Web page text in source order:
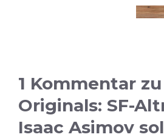
1 Kommentar
Originals: SF-
Isaac Asimov